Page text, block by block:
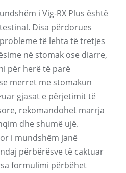
i Vig-RX Plus është
Disa përdorues
të lehta të tretjes
në stomak ose diarre,
për herë të parë
merret me stomakun
gjasat e përjetimit të
rekomandohet marrja
dhe shumë ujë.
i mundshëm janë
përbërësve të caktuar
formulimi përbëhet